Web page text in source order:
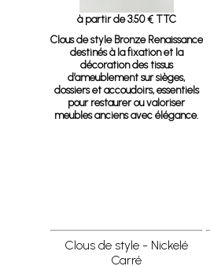
à partir de 3.50 € TTC
Clous de style Bronze Renaissance
destinés à la fixation et la
décoration des tissus
d’ameublement sur sièges,
dossiers et accoudoirs, essentiels
pour restaurer ou valoriser
meubles anciens avec élégance.
Clous de style - Nickelé
Carré